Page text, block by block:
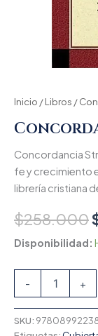
Inicio /Libros /
Concordancia
fe y crecimiento
librería cristiana
$258.000
Disponibilidad:
- +
SKU: